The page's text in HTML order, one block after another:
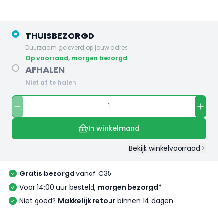
THUISBEZORGD
Duurzaam geleverd op jouw adres
op voorraad, morgen bezorgd
AFHALEN
Niet af te halen
In winkelmand
Bekijk winkelvoorraad
Gratis bezorgd vanaf €35
Voor 14:00 uur besteld, morgen bezorgd*
Niet goed? Makkelijk retour binnen 14 dagen